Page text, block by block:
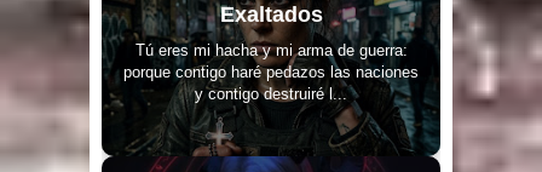
Exaltados
Tú eres mi hacha y mi arma de guerra:
porque contigo haré pedazos las naciones
y contigo destruiré l...